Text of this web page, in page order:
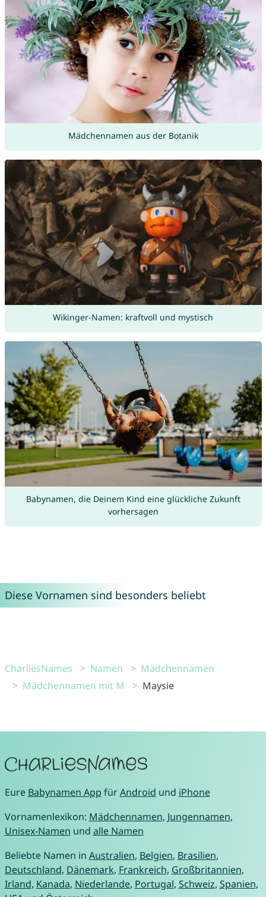
Mädchennamen aus der Botanik
Wikinger-Namen: kraftvoll und mystisch
Babynamen, die Deinem Kind eine glückliche Zukunft
vorhersagen
Diese Vornamen sind besonders beliebt
CharliesNames Namen
Mädchennamen
Mädchennamen mit M
Maysie
Eure Babynamen App fürAndroid und iPhone
Vornamenlexikon: Mädchennamen, Jungennamen,
Unisex-Namen und alle Namen
Beliebte Namen in Australien, Belgien, Brasilien,
Deutschland, Dänemark, Frankreich, Großbritannien,
Irland, Kanada, Niederlande, Portugal, Schweiz, Spanien,